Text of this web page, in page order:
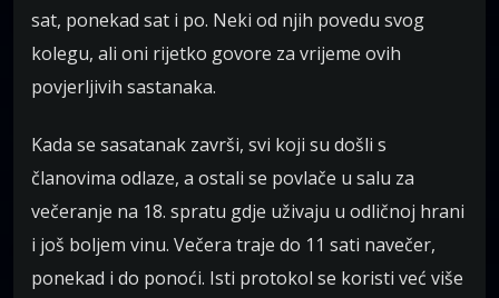
sat, ponekad sat i po. Neki od njih povedu svog
kolegu, ali oni rijetko govore za vrijeme ovih
povjerljivih sastanaka.
Kada se sasatanak završi, svi koji su došli s
članovima odlaze, a ostali se povlače u salu za
večeranje na 18. spratu gdje uživaju u odličnoj hrani
i još boljem vinu. Večera traje do 11 sati navečer,
ponekad i do ponoći. Isti protokol se koristi već više